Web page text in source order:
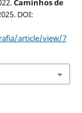
Caminhos de
DOI:
article/view/7